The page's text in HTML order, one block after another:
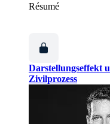
Résumé
Darstellungseffekt
Zivilprozess